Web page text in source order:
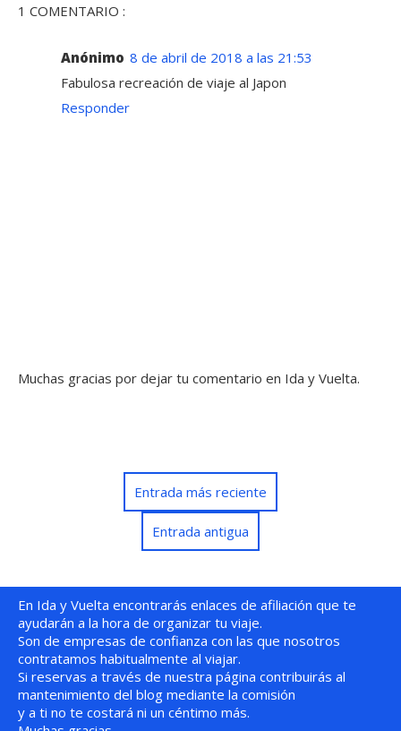
1 COMENTARIO :
Anónimo 8 de abril de 2018 a las 21:53
Fabulosa recreación de viaje al Japon
Responder
Muchas gracias por dejar tu comentario en Ida y Vuelta.
Entrada más reciente
Entrada antigua
En Ida y Vuelta encontrarás enlaces de afiliación que te
ayudarán a la hora de organizar tu viaje.
Son de empresas de confianza con las que nosotros
contratamos habitualmente al viajar.
Si reservas a través de nuestra página contribuirás al
mantenimiento del blog mediante la comisión
y a ti no te costará ni un céntimo más.